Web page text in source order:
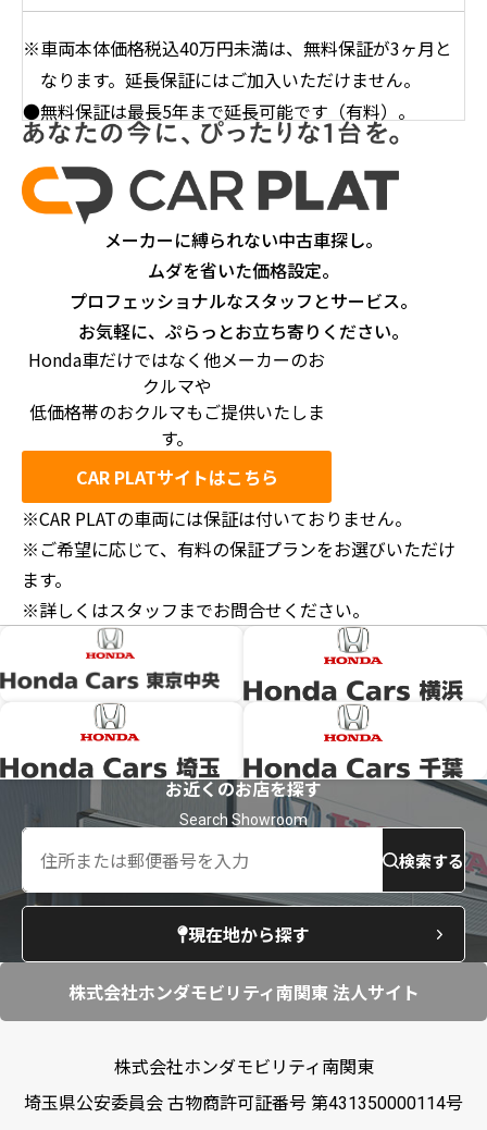
※車両本体価格税込40万円未満は、無料保証が3ヶ月と
なります。延長保証にはご加入いただけません。
●無料保証は最長5年まで延長可能です（有料）。
メーカーに縛られない中古車探し。
ムダを省いた価格設定。
プロフェッショナルなスタッフとサービス。
お気軽に、ぷらっとお立ち寄りください。
Honda車だけではなく他メーカーのお
クルマや
低価格帯のおクルマもご提供いたしま
す。
CAR PLATサイトはこちら
※CAR PLATの車両には保証は付いておりません。
※ご希望に応じて、有料の保証プランをお選びいただけ
ます。
※詳しくはスタッフまでお問合せください。
お近くのお店を探す
検索する
現在地から探す
株式会社ホンダモビリティ南関東 法人サイト
株式会社ホンダモビリティ南関東
埼玉県公安委員会 古物商許可証番号 第431350000114号